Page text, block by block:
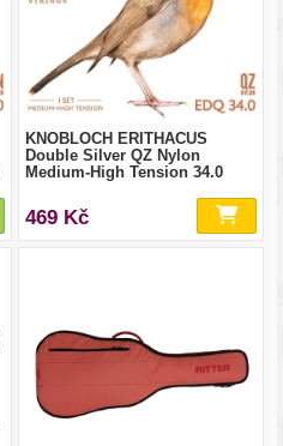
KNOBLOCH ERITHACUS
Double Silver QZ Nylon
Medium-High Tension 34.0
469 Kč